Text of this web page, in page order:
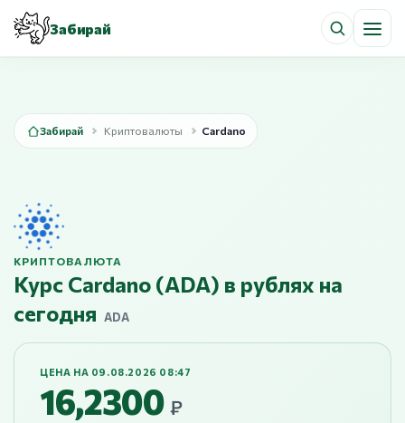
Забирай
Забирай Криптовалюты Cardano
КРИПТОВАЛЮТА
Курс Cardano (ADA) в рублях на
сегодня ADA
ЦЕНА НА 09.08.2026 08:47
16,2300 ₽